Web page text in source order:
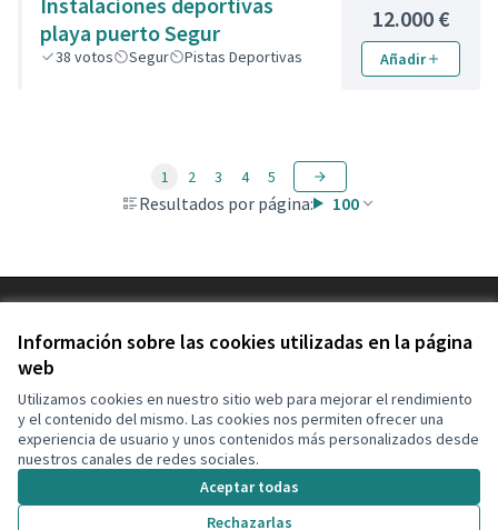
Información sobre las cookies utilizadas en la página
web
Utilizamos cookies en nuestro sitio web para mejorar el rendimiento
y el contenido del mismo. Las cookies nos permiten ofrecer una
experiencia de usuario y unos contenidos más personalizados desde
nuestros canales de redes sociales.
Aceptar todas
Rechazarlas
playa puerto Segur
38 votos Segur Pistas Deportivas
12.000 €
Añadir
Resultados por página: 100
1 2 3 4 5
Configuración de cookies
Decidim Calafell en X
(Enlace externo)
Decidim Calafell en Facebook
(Enlace externo)
Decidim Calafell en YouTube
(Enlace externo)
Decidim Calafell en GitHub
(Enlace externo)
(Enlace externo)
(Enlace externo)
.